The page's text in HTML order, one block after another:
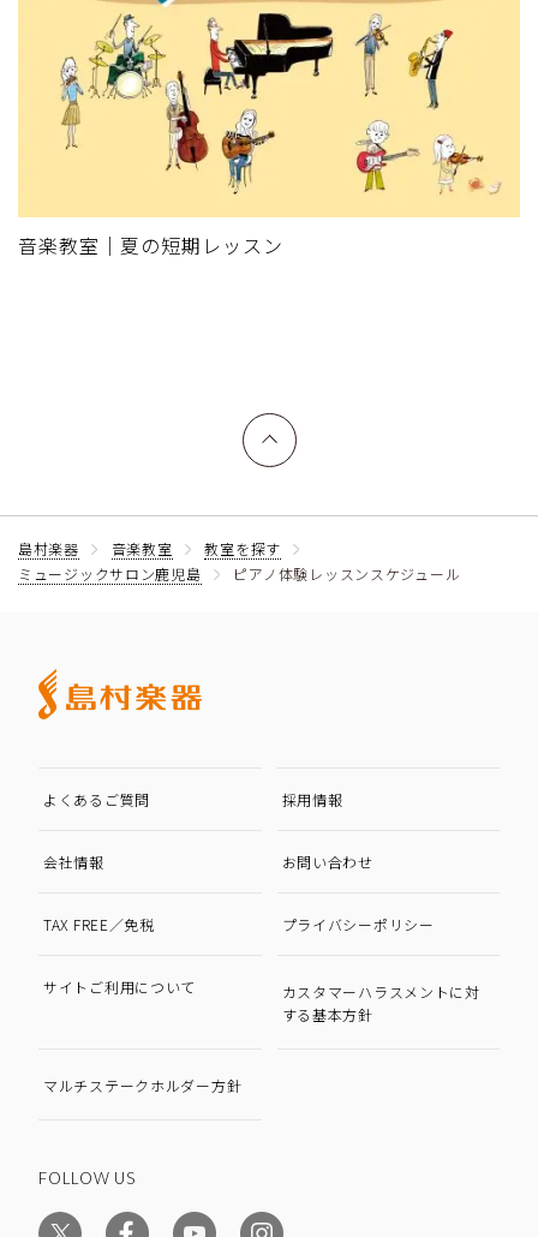
音楽教室｜夏の短期レッスン
上へ戻る
島村楽器 音楽教室
教室を探す
ミュージックサロン鹿児島
ピアノ体験レッスンスケジュール
よくあるご質問 採用情報
会社情報 お問い合わせ
TAX FREE／免税 プライバシーポリシー
サイトご利用について
カスタマーハラスメントに対
する基本方針
マルチステークホルダー方針
FOLLOW US